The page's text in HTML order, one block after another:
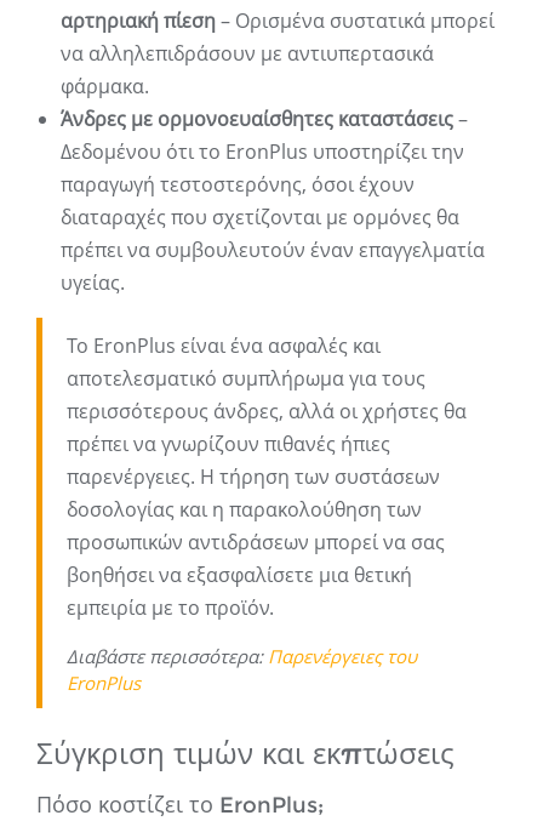
αρτηριακή πίεση– Ορισμένα συστατικά μπορεί
να αλληλεπιδράσουν με αντιυπερτασικά
φάρμακα.
Άνδρες με ορμονοευαίσθητες καταστάσεις–
Δεδομένου ότι το EronPlus υποστηρίζει την
παραγωγή τεστοστερόνης, όσοι έχουν
διαταραχές που σχετίζονται με ορμόνες θα
πρέπει να συμβουλευτούν έναν επαγγελματία
υγείας.
Το EronPlus είναι ένα ασφαλές και
αποτελεσματικό συμπλήρωμα για τους
περισσότερους άνδρες, αλλά οι χρήστες θα
πρέπει να γνωρίζουν πιθανές ήπιες
παρενέργειες. Η τήρηση των συστάσεων
δοσολογίας και η παρακολούθηση των
προσωπικών αντιδράσεων μπορεί να σας
βοηθήσει να εξασφαλίσετε μια θετική
εμπειρία με το προϊόν.
Διαβάστε περισσότερα: Παρενέργειες του
EronPlus
Σύγκριση τιμών και εκπτώσεις
Πόσο κοστίζει το EronPlus;